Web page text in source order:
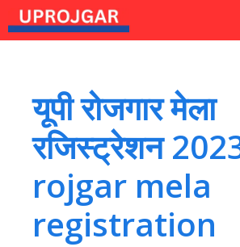
Skip
to
यूपी रोजगार मेला
रजिस्ट्रेशन
rojgar mela
registration